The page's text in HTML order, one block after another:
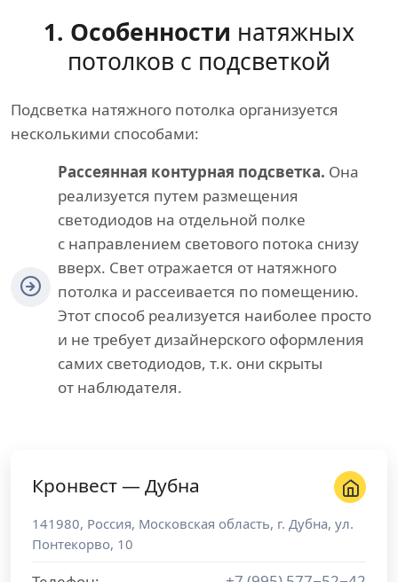
1. Особенности натяжных
потолков с подсветкой
Подсветка натяжного потолка организуется
несколькими способами:
Рассеянная контурная подсветка. Она
реализуется путем размещения
светодиодов на отдельной полке
с направлением светового потока снизу
вверх. Свет отражается от натяжного
потолка и рассеивается по помещению.
Этот способ реализуется наиболее просто
и не требует дизайнерского оформления
самих светодиодов, т.к. они скрыты
от наблюдателя.
Кронвест — Дубна
141980, Россия, Московская область, г. Дубна, ул.
Понтекорво, 10